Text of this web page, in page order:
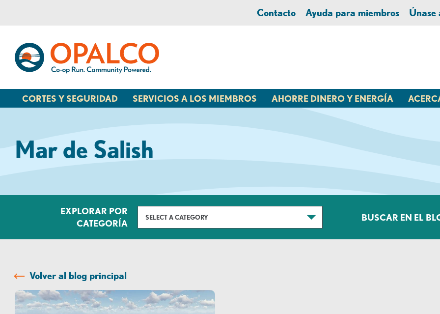
sesión
banca
Contacto Ayuda para miembros Únase
CORTES Y SEGURIDAD SERVICIOS A LOS MIEMBROS AHORRE DINERO Y ENERGÍA
Mar de Salish
EXPLORAR POR
CATEGORÍA
SELECT A CATEGORY BUSCAR EN EL
Volver al blog principal